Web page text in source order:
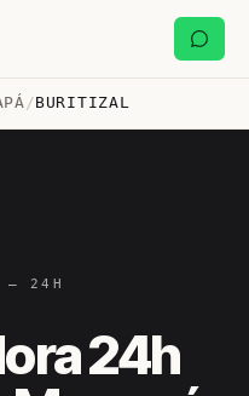
/BURITIZAL
— 24H
24h